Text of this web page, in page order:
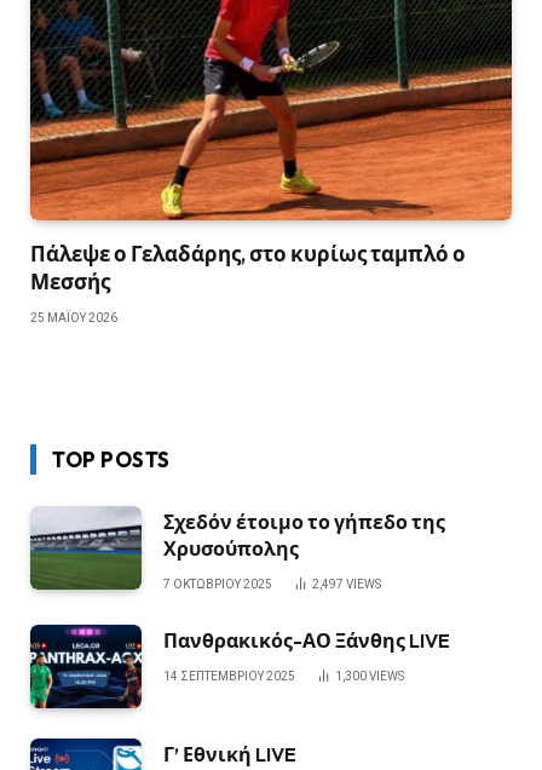
Πάλεψε ο Γελαδάρης, στο κυρίως ταμπλό ο
Μεσσής
25 ΜΑΪ́ΟΥ 2026
TOP POSTS
Σχεδόν έτοιμο το γήπεδο της
Χρυσούπολης
7 ΟΚΤΩΒΡΊΟΥ 2025 2,497 VIEWS
Πανθρακικός-ΑΟ Ξάνθης LIVE
14 ΣΕΠΤΕΜΒΡΊΟΥ 2025 1,300VIEWS
Γ’ Εθνική LIVE